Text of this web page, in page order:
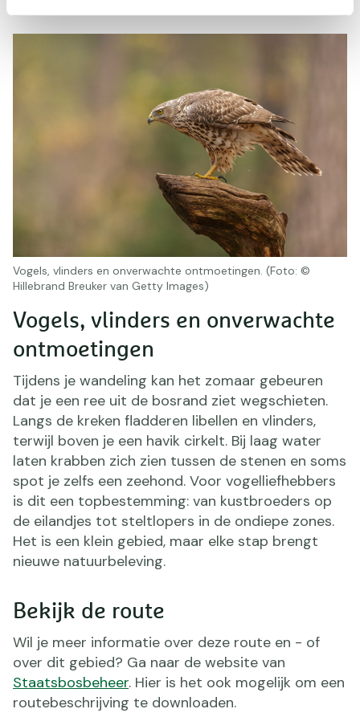
Vogels, vlinders en onverwachte ontmoetingen. (Foto: ©
Hillebrand Breuker van Getty Images)
Vogels, vlinders en onverwachte
ontmoetingen
Tijdens je wandeling kan het zomaar gebeuren
dat je een ree uit de bosrand ziet wegschieten.
Langs de kreken fladderen libellen en vlinders,
terwijl boven je een havik cirkelt. Bij laag water
laten krabben zich zien tussen de stenen en soms
spot je zelfs een zeehond. Voor vogelliefhebbers
is dit een topbestemming: van kustbroeders op
de eilandjes tot steltlopers in de ondiepe zones.
Het is een klein gebied, maar elke stap brengt
nieuwe natuurbeleving.
Bekijk de route
Wil je meer informatie over deze route en - of
over dit gebied? Ga naar de website van
Staatsbosbeheer. Hier is het ook mogelijk om een
routebeschrijving te downloaden.